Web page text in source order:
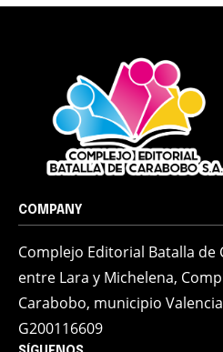
COMPANY
Complejo Editorial Batalla de
entre Lara y Michelena,
Carabobo, municipio
G200116609